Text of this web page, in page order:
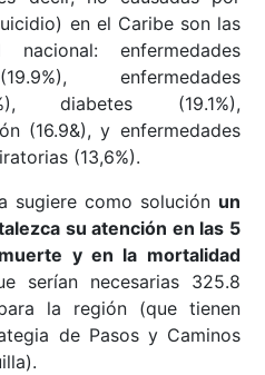
en el Caribe son las
enfermedades
enfermedades
diabetes (19.1%),
(16.9&), y enfermedades
(13,6%).
sugiere como solución un
su atención en las 5
y en la mortalidad
serían necesarias 325.8
la región (que tienen
de Pasos y Caminos